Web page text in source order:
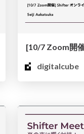
digitalcube